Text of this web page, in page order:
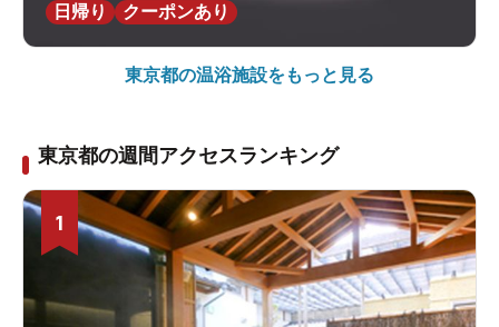
日帰り
クーポンあり
東京都の温浴施設をもっと見る
東京都の週間アクセスランキング
1